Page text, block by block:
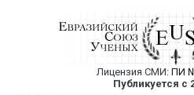
Евразийский
Лицензия СМИ: ПИ
Публикуется с